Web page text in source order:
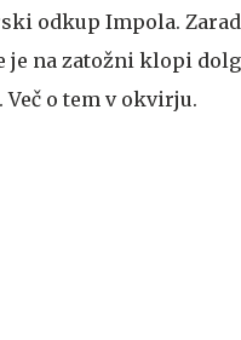
odkup Impola.
je na zatožni klopi
o tem v okvirju.